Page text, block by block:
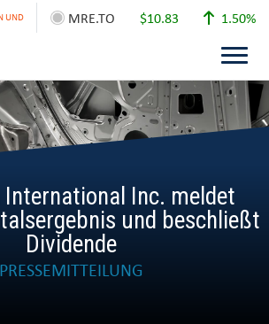
MRE.TO $10.83 1.50%
UND
Inc. meldet
und beschließt
Dividende
PRESSEMITTEILUNG